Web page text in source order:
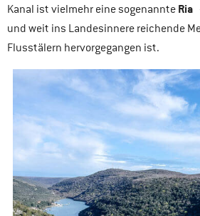
Kanal ist vielmehr eine sogenannte Ria
und weit ins Landesinnere reichende
Flusstälern hervorgegangen ist.